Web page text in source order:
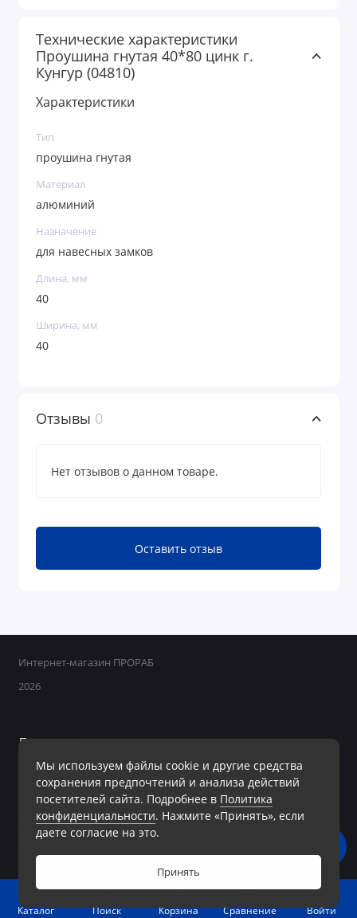
Каталог Поиск Корзина
0
Сравнение
Войти
Технические характеристики
Проушина гнутая 40*80 цинк г.
Кунгур (04810)
Характеристики
Тип
проушина гнутая
Материал
алюминий
Назначение
для навесных замков
Длина, мм
40
Ширина, мм
40
Отзывы 0
Нет отзывов о данном товаре.
Оставить отзыв
Мы используем файлы cookie и другие средства
сохранения предпочтений и анализа действий
посетителей сайта. Подробнее в Политика
конфиденциальности. Нажмите «Принять», если
даете согласие на это.
Принять
Интернет-магазин ПРОРАБ
2026
Поддержка
+7 950 800-40-09
Ежедневно с 8:00 до 19:00 Без перерывов и выходных
Мы в сети